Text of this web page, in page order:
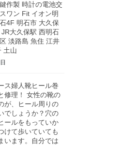
作製 時計の電池交
ワン Fit イオン明
4F 明石市 大久保
大久保駅 西明石
淡路島 魚住 江井
土山
ス婦人靴ヒール巻
修理！ 女性の靴の
が、ヒール周りの
でしょうか？穴の
ールをもっていか
けて歩いていても
います。自分では